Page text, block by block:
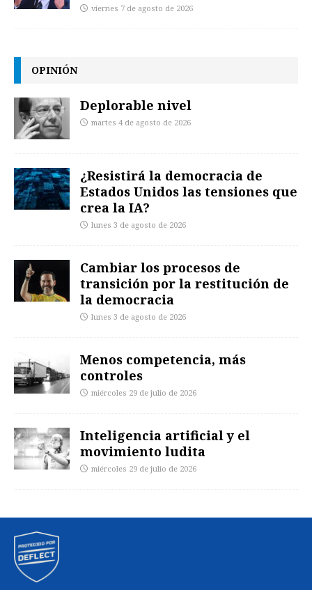
viernes 7 de agosto de 2026
OPINIÓN
Deplorable nivel
martes 4 de agosto de 2026
¿Resistirá la democracia de
Estados Unidos las tensiones que
crea la IA?
lunes 3 de agosto de 2026
Cambiar los procesos de
transición por la restitución de
la democracia
lunes 3 de agosto de 2026
Menos competencia, más
controles
miércoles 29 de julio de 2026
Inteligencia artificial y el
movimiento ludita
miércoles 29 de julio de 2026